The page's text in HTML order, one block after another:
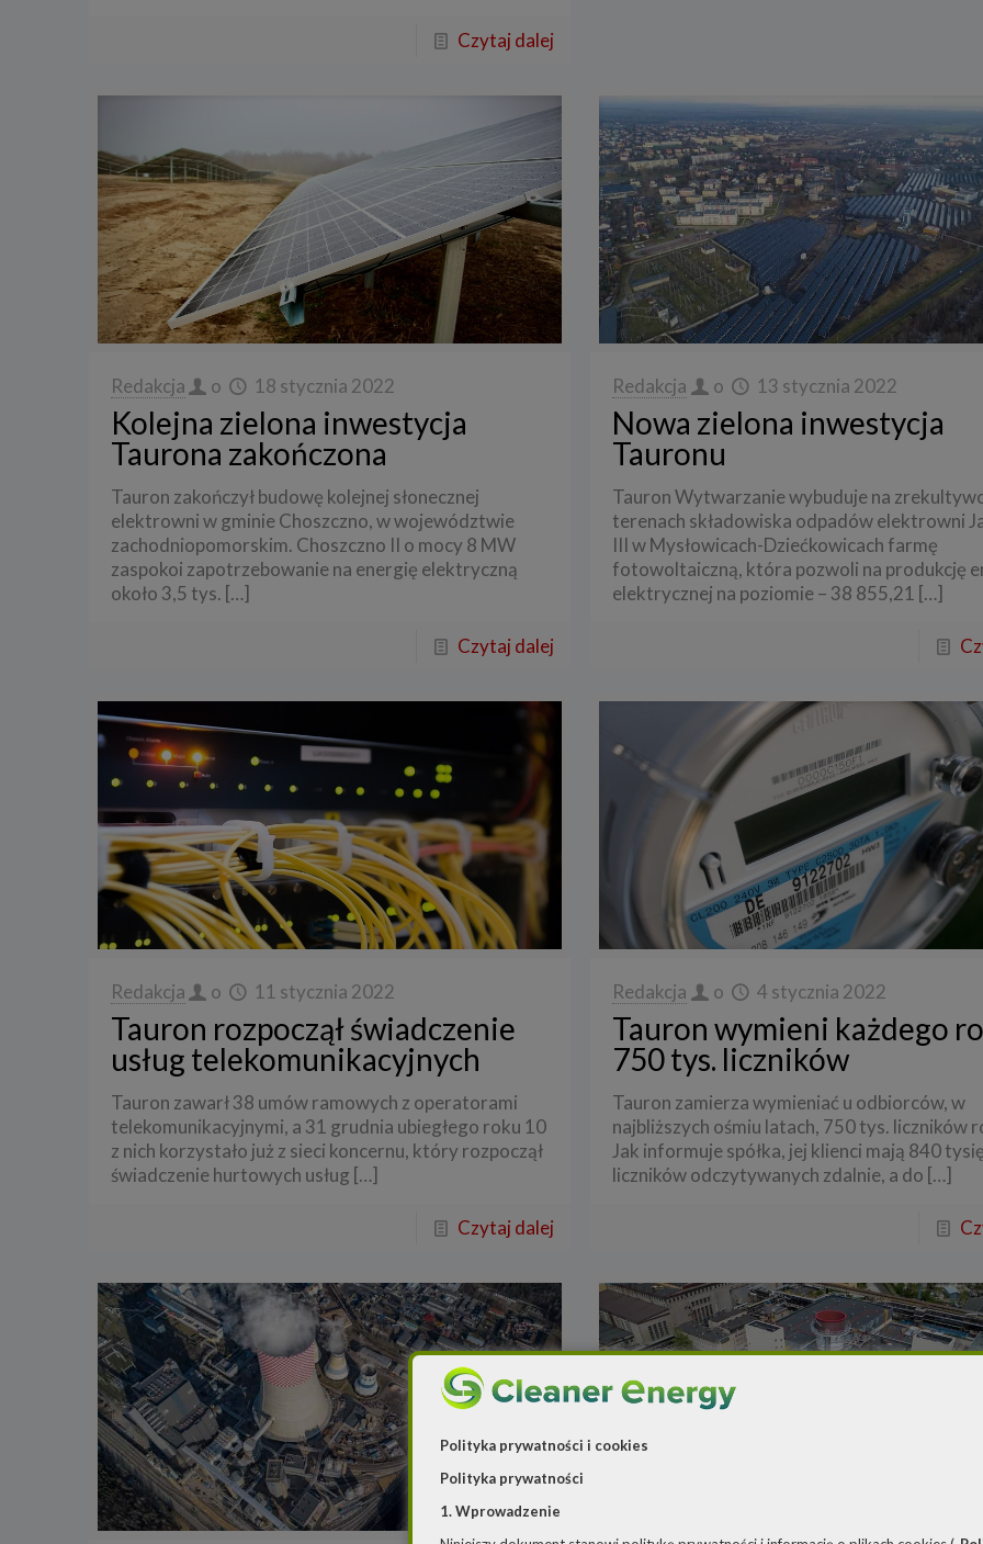
Czytaj dalej
Redakcja o 18 stycznia 2022
Kolejna zielona inwestycja
Taurona zakończona
Tauron zakończył budowę kolejnej słonecznej
elektrowni w gminie Choszczno, w województwie
zachodniopomorskim. Choszczno II o mocy 8 MW
zaspokoi zapotrzebowanie na energię elektryczną
około 3,5 tys. […]
Czytaj dalej
Redakcja o 13 stycznia 2022
Nowa zielona inwestycja
Tauronu
Tauron Wytwarzanie wybuduje na
terenach składowiska odpadów elektrowni
III w Mysłowicach-Dziećkowicach farmę
fotowoltaiczną, która pozwoli na produkcję
elektrycznej na poziomie – 38 855,21 […]
Redakcja o 11 stycznia 2022
Tauron rozpoczął świadczenie
usług telekomunikacyjnych
Tauron zawarł 38 umów ramowych z operatorami
telekomunikacyjnymi, a 31 grudnia ubiegłego roku 10
z nich korzystało już z sieci koncernu, który rozpoczął
świadczenie hurtowych usług […]
Czytaj dalej
Redakcja o 4 stycznia 2022
Tauron wymieni każdego
750 tys. liczników
Tauron zamierza wymieniać u odbiorców, w
najbliższych ośmiu latach, 750 tys. liczników
Jak informuje spółka, jej klienci mają 840
liczników odczytywanych zdalnie, a do […]
Polityka prywatności i cookies
Polityka prywatności
1. Wprowadzenie